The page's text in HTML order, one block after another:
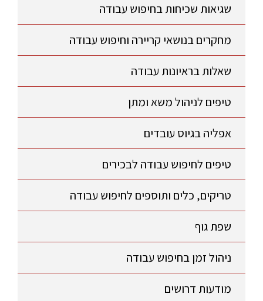
שגיאות שכיחות בחיפוש עבודה
מחקרים בנושאי קריירה וחיפוש עבודה
שאלות בראיונות עבודה
טיפים לניהול משא ומתן
אפליה בגיוס עובדים
טיפים לחיפוש עבודה לבכירים
טריקים, כלים ותוספים לחיפוש עבודה
שפת גוף
ניהול זמן בחיפוש עבודה
מודעות דרושים